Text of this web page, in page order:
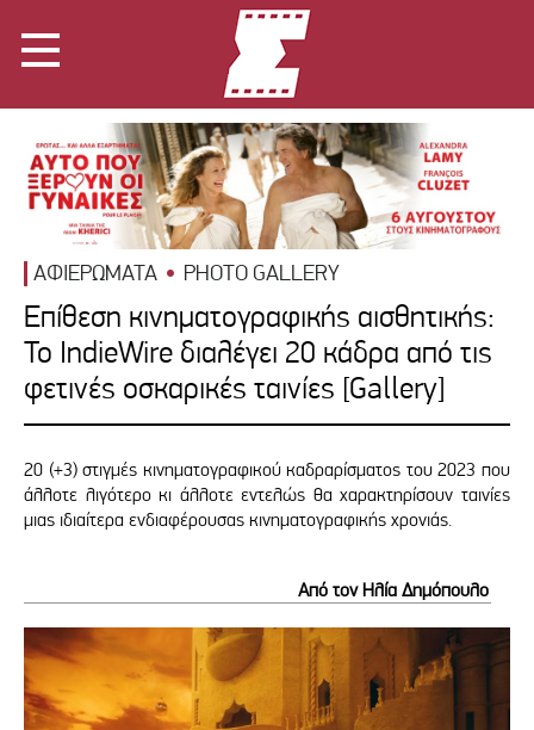
ΑΦΙΕΡΩΜΑΤΑ PHOTO GALLERY
Επίθεση κινηματογραφικής αισθητικής:
Το IndieWire διαλέγει 20 κάδρα από τις
φετινές οσκαρικές ταινίες [Gallery]
20 (+3) στιγμές κινηματογραφικού καδραρίσματος του 2023 που
άλλοτε λιγότερο κι άλλοτε εντελώς θα χαρακτηρίσουν ταινίες
μιας ιδιαίτερα ενδιαφέρουσας κινηματογραφικής χρονιάς.
Από τον Ηλία Δημόπουλο